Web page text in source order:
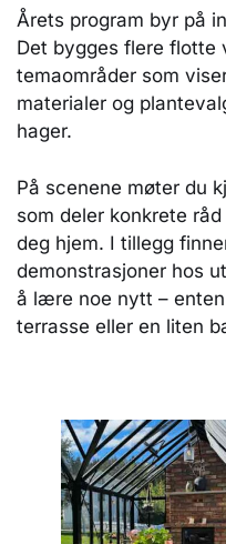
Årets program byr på
Det bygges flere flotte
temaområder som
materialer og
hager.
På scenene møter du
som deler konkrete
deg hjem. I tillegg
demonstrasjoner hos
å lære noe nytt –
terrasse eller en liten